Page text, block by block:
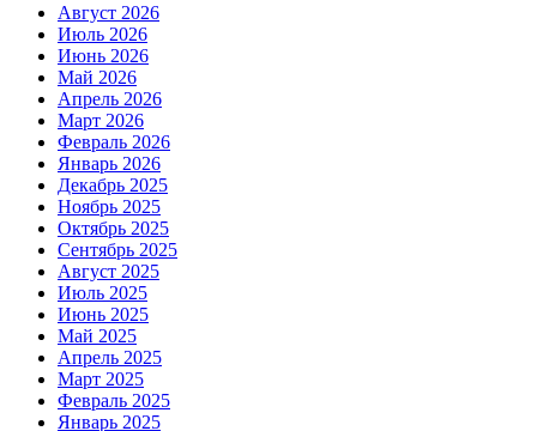
Август 2026
Июль 2026
Июнь 2026
Май 2026
Апрель 2026
Март 2026
Февраль 2026
Январь 2026
Декабрь 2025
Ноябрь 2025
Октябрь 2025
Сентябрь 2025
Август 2025
Июль 2025
Июнь 2025
Май 2025
Апрель 2025
Март 2025
Февраль 2025
Январь 2025